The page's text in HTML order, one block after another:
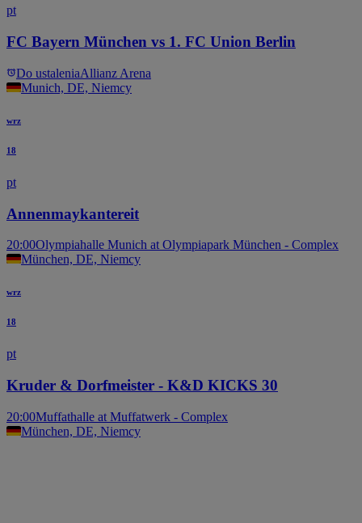
pt
FC Bayern München vs 1. FC Union Berlin
Do ustaleniaAllianz Arena
Munich, DE, Niemcy
wrz
18
pt
Annenmaykantereit
20:00Olympiahalle Munich at Olympiapark München - Complex
München, DE, Niemcy
wrz
18
pt
Kruder & Dorfmeister - K&D KICKS 30
20:00Muffathalle at Muffatwerk - Complex
München, DE, Niemcy